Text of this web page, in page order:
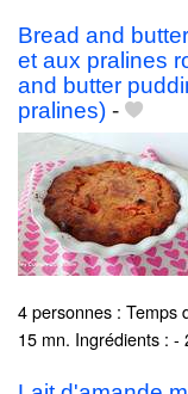
Bread and
et aux pralines
and butter
pralines) -
4 personnes : Temps
15 mn. Ingrédients : -